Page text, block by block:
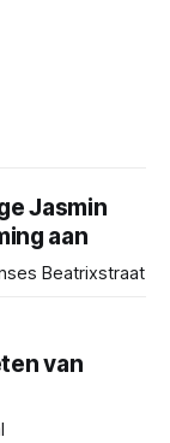
Jasmin
aan
Beatrixstraat
van